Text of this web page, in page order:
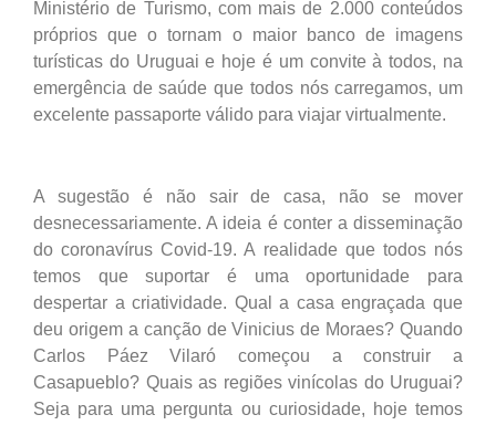
Ministério de Turismo, com mais de 2.000 conteúdos
próprios que o tornam o maior banco de imagens
turísticas do Uruguai e hoje é um convite à todos, na
emergência de saúde que todos nós carregamos, um
excelente passaporte válido para viajar virtualmente.
A sugestão é não sair de casa, não se mover
desnecessariamente. A ideia é conter a disseminação
do coronavírus Covid-19. A realidade que todos nós
temos que suportar é uma oportunidade para
despertar a criatividade. Qual a casa engraçada que
deu origem a canção de Vinicius de Moraes? Quando
Carlos Páez Vilaró começou a construir a
Casapueblo? Quais as regiões vinícolas do Uruguai?
Seja para uma pergunta ou curiosidade, hoje temos